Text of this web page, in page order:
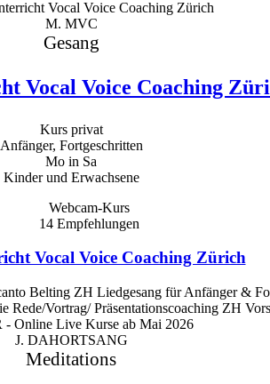
M. MVC
Gesang
Vocal Voice Coaching
Kurs privat
Anfänger, Fortgeschritten
Mo in Sa
Kinder und Erwachsene
Webcam-Kurs
14Empfehlungen
Vocal Voice Coaching Zürich
Belting ZH Liedgesang für Anfänger &
Vortrag/ Präsentationscoaching ZH
J. DAHORTSANG
Meditations